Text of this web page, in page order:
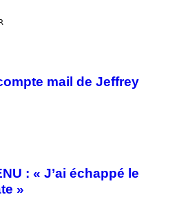
mail de Jeffrey
: « J’ai échappé le
»